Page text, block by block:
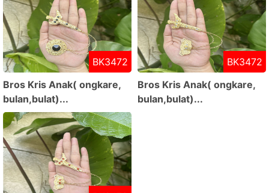
BK3472
Bros Kris Anak( ongkare,
bulan,bulat)...
BK3472
Bros Kris Anak( ongkare,
bulan,bulat)...